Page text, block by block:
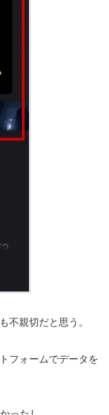
不親切だと思う。
フォームでデータを